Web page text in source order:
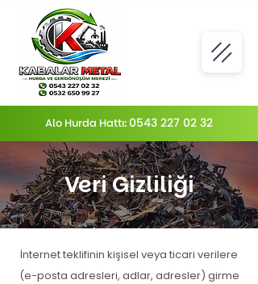
Alo Hurda Hattı:0543 227 02 32
Veri Gizliliği
İnternet teklifinin kişisel veya ticari verilere
(e-posta adresleri, adlar, adresler) girme